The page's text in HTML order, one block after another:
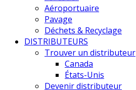
Aéroportuaire
Pavage
Déchets & Recyclage
DISTRIBUTEURS
Trouver un distributeur
Canada
États-Unis
Devenir distributeur